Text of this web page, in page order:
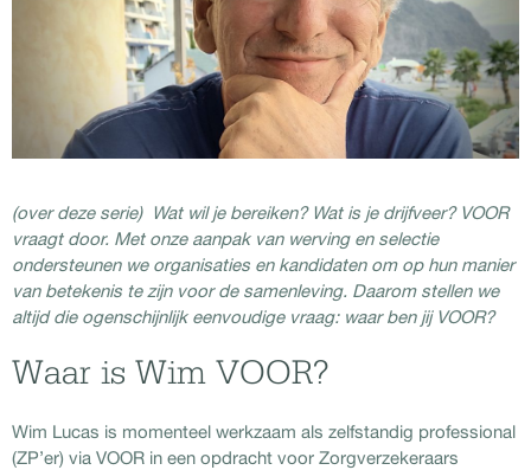
(over deze serie) Wat wil je bereiken? Wat is je drijfveer? VOOR
vraagt door. Met onze aanpak van werving en selectie
ondersteunen we organisaties en kandidaten om op hun manier
van betekenis te zijn voor de samenleving. Daarom stellen we
altijd die ogenschijnlijk eenvoudige vraag: waar ben jij VOOR?
Waar is Wim VOOR?
Wim Lucas is momenteel werkzaam als zelfstandig professional
(ZP’er) via VOOR in een opdracht voor Zorgverzekeraars